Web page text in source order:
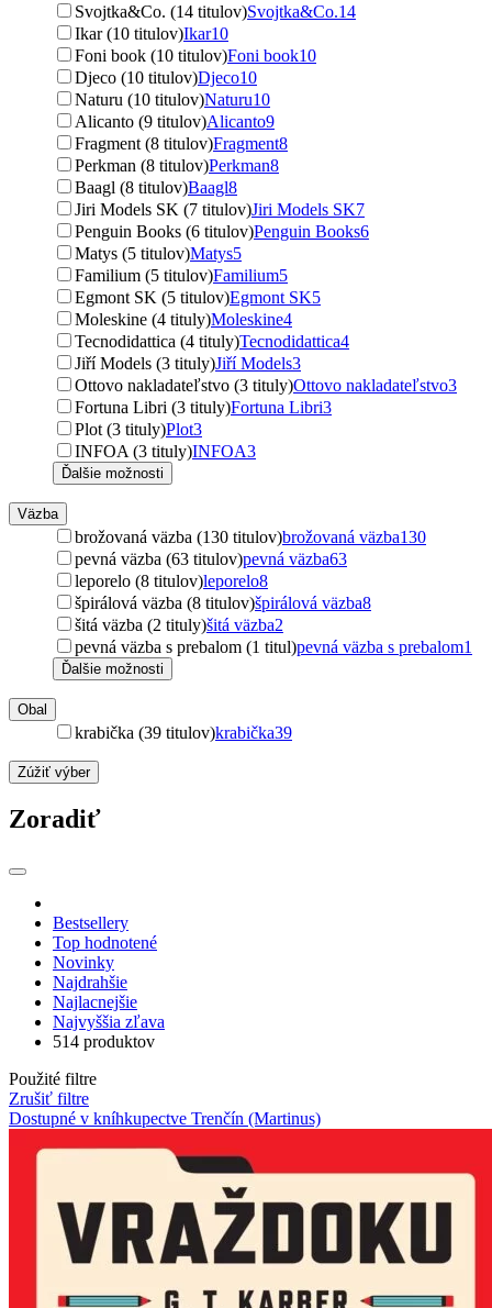
Svojtka&Co. (14 titulov)Svojtka&Co.14
Ikar (10 titulov)Ikar10
Foni book (10 titulov)Foni book10
Djeco (10 titulov)Djeco10
Naturu (10 titulov)Naturu10
Alicanto (9 titulov)Alicanto9
Fragment (8 titulov)Fragment8
Perkman (8 titulov)Perkman8
Baagl (8 titulov)Baagl8
Jiri Models SK (7 titulov)Jiri Models SK7
Penguin Books (6 titulov)Penguin Books6
Matys (5 titulov)Matys5
Familium (5 titulov)Familium5
Egmont SK (5 titulov)Egmont SK5
Moleskine (4 tituly)Moleskine4
Tecnodidattica (4 tituly)Tecnodidattica4
Jiří Models (3 tituly)Jiří Models3
Ottovo nakladateľstvo (3 tituly)Ottovo nakladateľstvo3
Fortuna Libri (3 tituly)Fortuna Libri3
Plot (3 tituly)Plot3
INFOA (3 tituly)INFOA3
Ďalšie možnosti
Väzba
brožovaná väzba (130 titulov)brožovaná väzba130
pevná väzba (63 titulov)pevná väzba63
leporelo (8 titulov)leporelo8
špirálová väzba (8 titulov)špirálová väzba8
šitá väzba (2 tituly)šitá väzba2
pevná väzba s prebalom (1 titul)pevná väzba s prebalom1
Ďalšie možnosti
Obal
krabička (39 titulov)krabička39
Zúžiť výber
Zoradiť
Bestsellery
Top hodnotené
Novinky
Najdrahšie
Najlacnejšie
Najvyššia zľava
514 produktov
Použité filtre
Zrušiť filtre
Dostupné v kníhkupectve Trenčín (Martinus)